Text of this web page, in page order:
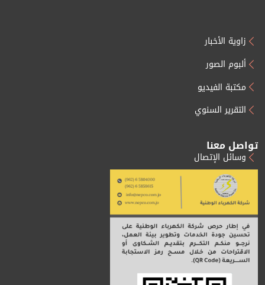
زاوية الأخبار
ألبوم الصور
مكتبة الفيديو
التقرير السنوي
تواصل معنا
وسائل الإتصال